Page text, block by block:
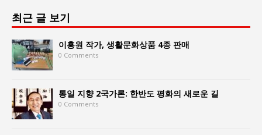
최근 글 보기
이홍원 작가, 생활문화상품 4종 판매
0 Comments
통일 지향 2국가론: 한반도 평화의 새로운 길
0 Comments